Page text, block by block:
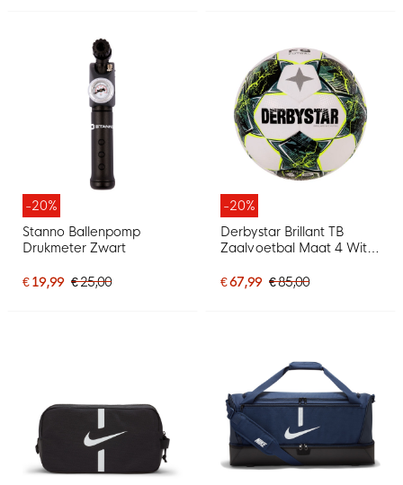
-20%
Stanno Ballenpomp
Drukmeter Zwart
€ 19,99 € 25,00
-20%
Derbystar Brillant TB
Zaalvoetbal Maat 4 Wit
€ 67,99 € 85,00